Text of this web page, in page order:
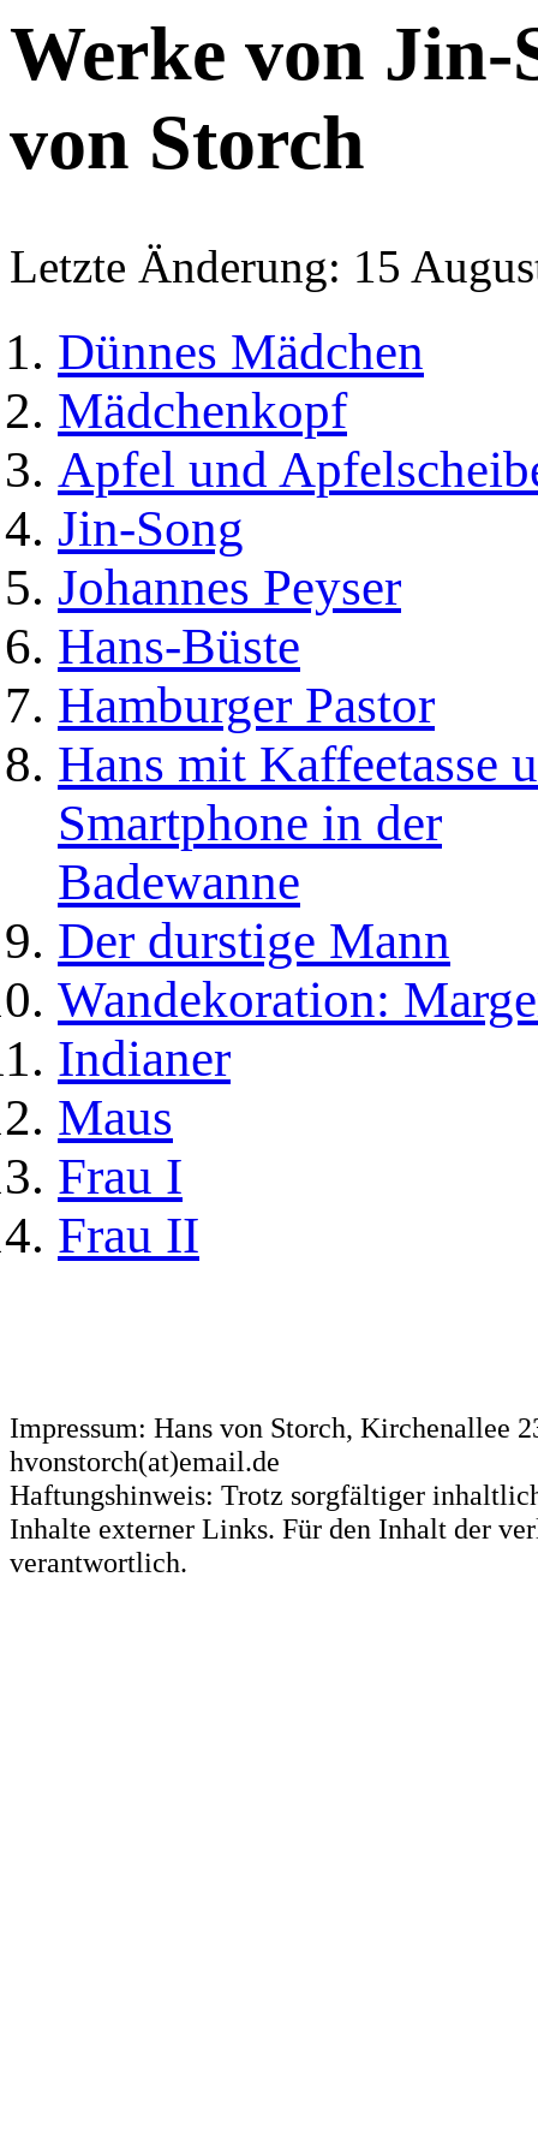
Werke von Jin-
von Storch
Letzte Änderung: 15
Dünnes Mädchen
Mädchenkopf
Apfel und
Jin-Song
Johannes Peyser
Hans-Büste
Hamburger Pastor
Hans mit Kaffeetasse
Smartphone in der
Badewanne
Der durstige Mann
Wandekoration:
Indianer
Maus
Frau I
Frau II
Impressum: Hans von Storch, Kirchenallee
hvonstorch(at)email.de
Haftungshinweis: Trotz sorgfältiger
Inhalte externer Links. Für den Inhalt der
verantwortlich.